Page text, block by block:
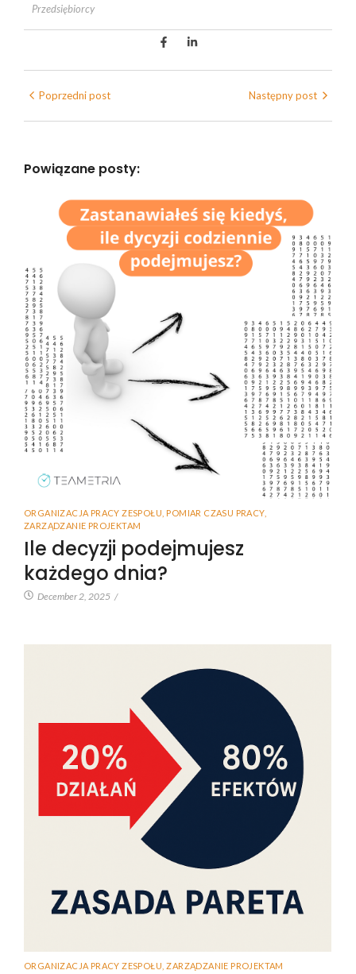
Przedsiębiorcy
Poprzedni post Następny post
Powiązane posty:
ORGANIZACJA PRACY ZESPOŁU POMIAR CZASU PRACY,
ZARZĄDZANIE PROJEKTAM
Ile decyzji podejmujesz
każdego dnia?
December 2, 2025 /
ORGANIZACJA PRACY ZESPOŁU ZARZĄDZANIE PROJEKTAM